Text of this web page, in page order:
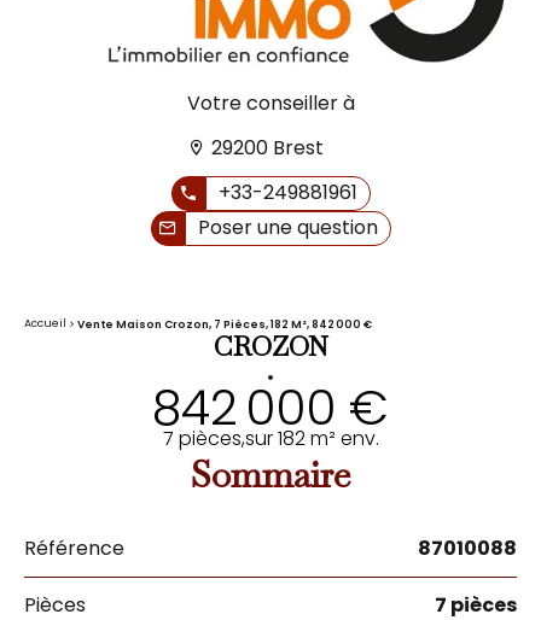
Votre conseiller à
29200 Brest
+33-249881961
Poser une question
Accueil Vente Maison Crozon, 7 Pièces, 182 M², 842 000 €
CROZON
•
842 000 €
7 pièces,sur 182 m² env.
Sommaire
Référence 87010088
Pièces 7 pièces